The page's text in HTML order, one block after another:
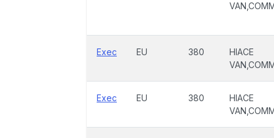
Exec EU 380
HIACE
Exec EU 380
HIACE